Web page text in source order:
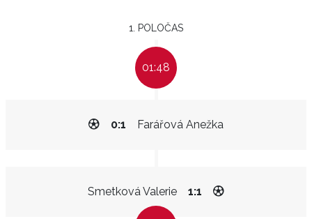
1. POLOČAS
01:48
Farářová Anežka
0:1
Smetková Valerie 1:1